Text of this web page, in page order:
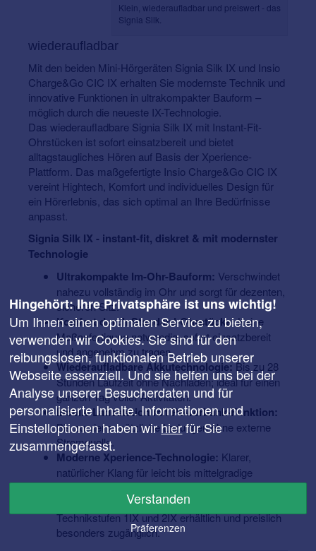
Klein, wiederaufladbar und preiswert - das
Signia Silk.
wiederaufladbar
Mit den beiden Mini-Hörgeräten Signia Silk IX und Insio
Charge&Go CIC IX erhalten Sie modernste Technik und
innovative Funktionen in ultrakompakter Bauform –
möglich durch die neueste IX-Technologie.
Das wiederaufladbare Signia Silk IX mit Instant-Fit-
Ohrstücken ist sofort einsatzbereit und bietet
alltagstaugliches Hören auf Basis der Xperience-
Plattform. Das maßgefertigte Insio Charge&Go CIC IX
vereint Hightech, Komfort und individuelles Design für
ein Hörerlebnis, das sich optimal an Ihre Bedürfnisse
anpasst.
Signia Silk IX - instant-fit, diskret & mit modernster
Technologie
Ultrakompakte Im-Ohr-Bauform: Verschwindet
nahezu vollständig im Ohr und sorgt für dezenten,
sicheren Sitz.
Komfort durch Standard-Ohrstücke:Keine
Maßanfertigung notwendig, sofort einsatzbereit
und angenehm zu tragen.
Wiederaufladbare Akkutechnologie:Bis zu 28
Stunden Laufzeit ohne Nachladen; ideal für einen
ganzen Tag voller Aktivitäten.
Mobile Ladestation mit Powerbank-Funktion:
Bis zu vier zusätzliche Ladungen ohne externe
Stromquelle.
Moderne Xperience-Technologie: Klarer,
natürlicher Klang für leicht bis mittelgradige
Hörminderungen.
Attraktive Einstiegstechnologie:
Technikstufen 1IX und 2IX erhältlich und preislich
besonders zugänglich.
Hingehört: Ihre Privatsphäre ist uns wichtig!
Um Ihnen einen optimalen Service zu bieten,
verwenden wir Cookies. Sie sind für den
reibungslosen, funktionalen Betrieb unserer
Webseite essenziell. Und sie helfen uns bei der
Analyse unserer Besucherdaten und für
personalisierte Inhalte. Informationen und
Einstelloptionen haben wirhierfür Sie
zusammengefasst.
Verstanden
Präferenzen